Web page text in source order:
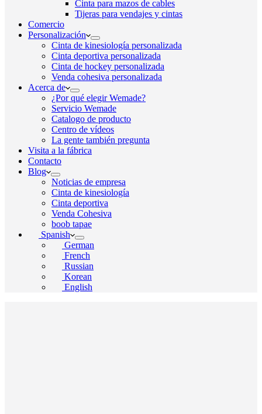
Cinta para mazos de cables
Tijeras para vendajes y cintas
Comercio
Personalización
Cinta de kinesiología personalizada
Cinta deportiva personalizada
Cinta de hockey personalizada
Venda cohesiva personalizada
Acerca de
¿Por qué elegir Wemade?
Servicio Wemade
Catalogo de producto
Centro de vídeos
La gente también pregunta
Visita a la fábrica
Contacto
Blog
Noticias de empresa
Cinta de kinesiología
Cinta deportiva
Venda Cohesiva
boob tapae
Spanish
German
French
Russian
Korean
English